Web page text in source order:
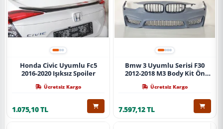
Honda Civic Uyumlu Fc5
2016-2020 Işıksız Spoiler
Ücretsiz Kargo
1.075,10 TL
Bmw 3 Uyumlu Serisi F30
2012-2018 M3 Body Kit Ön
Ücretsiz Kargo
7.597,12 TL